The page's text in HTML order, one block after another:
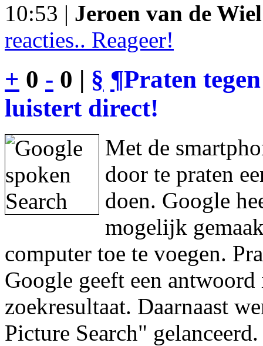
10:53 | Jeroen van de Wiel
reacties.. Reageer!
+ 0 - 0 | § ¶Praten
luistert direct!
Met de
door te praten
doen. Google
mogelijk
computer toe te voegen.
Google geeft een
zoekresultaat. Daarnaast
Picture Search" gelanceerd.